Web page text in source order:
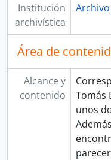
Institución
archivística
Área de
Alcance y
contenido
Tomás
unos